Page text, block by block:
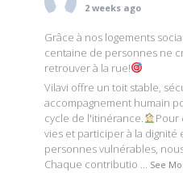
2 weeks ago
Grâce à nos logements
centaine de personnes ne
retrouver à la rue!
Vilavi offre un toit stable,
accompagnement humain
cycle de l'itinérance.
Pour
vies et participer à la dignité
personnes vulnérables,
Chaque contributio ... See